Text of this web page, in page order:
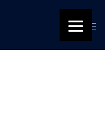
Suche
Ziele